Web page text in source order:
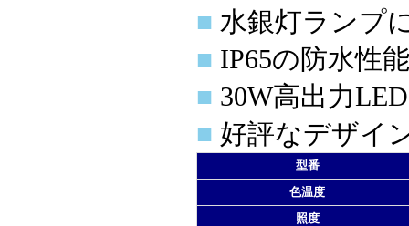
■ 水銀灯ランプ
■ IP65の防水性
■ 30W高出力
■ 好評なデザイ
型番
色温度
照度